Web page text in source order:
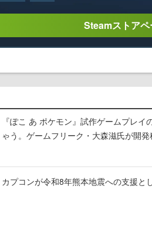
Steamストア
『ぽこ あ ポケモン』試作ゲームプレ
ゃう。ゲームフリーク・大森滋氏が開
カプコンが令和8年熊本地震への支援と